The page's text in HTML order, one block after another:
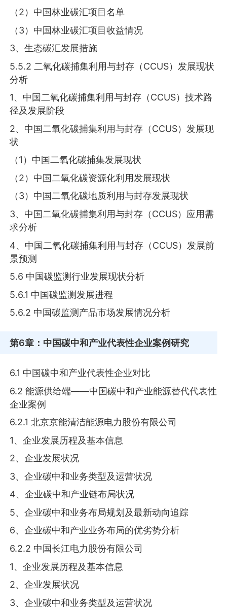
（2）中国林业碳汇项目名单
（3）中国林业碳汇项目收益情况
3、生态碳汇发展措施
5.5.2 二氧化碳捕集利用与封存（CCUS）发展现状
分析
1、中国二氧化碳捕集利用与封存（CCUS）技术路
径及发展阶段
2、中国二氧化碳捕集利用与封存（CCUS）发展现
状
（1）中国二氧化碳捕集发展现状
（2）中国二氧化碳资源化利用发展现状
（3）中国二氧化碳地质利用与封存发展现状
3、中国二氧化碳捕集利用与封存（CCUS）应用需
求分析
4、中国二氧化碳捕集利用与封存（CCUS）发展前
景预测
5.6 中国碳监测行业发展现状分析
5.6.1 中国碳监测发展进程
5.6.2 中国碳监测产品市场发展情况分析
第6章 ：中国碳中和产业代表性企业案例研究
6.1 中国碳中和产业代表性企业对比
6.2 能源供给端——中国碳中和产业能源替代代表性
企业案例
6.2.1 北京京能清洁能源电力股份有限公司
1、企业发展历程及基本信息
2、企业发展状况
3、企业碳中和业务类型及运营状况
4、企业碳中和产业链布局状况
5、企业碳中和业务布局规划及最新动向追踪
6、企业碳中和产业业务布局的优劣势分析
6.2.2 中国长江电力股份有限公司
1、企业发展历程及基本信息
2、企业发展状况
3、企业碳中和业务类型及运营状况